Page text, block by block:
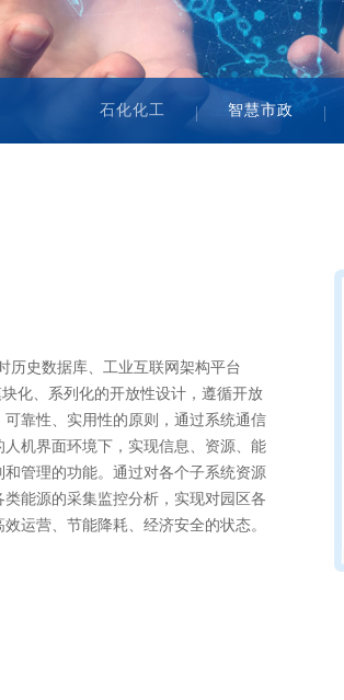
石化化工 智慧市政
历史数据库、工业互联网架构平台
化、系列化的开放性设计，遵循开放
靠性、实用性的原则，通过系统通信
机界面环境下，实现信息、资源、能
管理的功能。通过对各个子系统资源
能源的采集监控分析，实现对园区各
运营、节能降耗、经济安全的状态。